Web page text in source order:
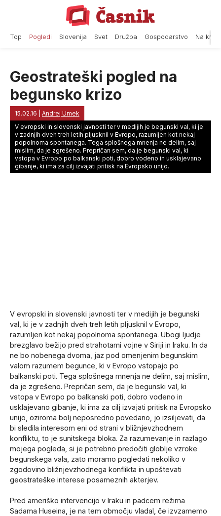
Top Pogledi Slovenija Svet Družba Gospodarstvo Na
Geostrateški pogled na
begunsko krizo
15.02.16
Andrej Umek
V evropski in slovenski javnosti ter v medijih je begunski val, ki je
v zadnjih dveh treh letih pljusknil v Evropo, razumljen kot nekaj
popolnoma spontanega. Tega splošnega mnenja ne delim, saj
mislim, da je zgrešeno. Prepričan sem, da je begunski val, ki
vstopa v Evropo po balkanski poti, dobro vodeno in usklajevano
gibanje, ki ima za cilj izvajati pritisk na Evropsko unijo.
V evropski in slovenski javnosti ter v medijih je begunski
val, ki je v zadnjih dveh treh letih pljusknil v Evropo,
razumljen kot nekaj popolnoma spontanega. Ubogi ljudje
brezglavo bežijo pred strahotami vojne v Siriji in Iraku. In da
ne bo nobenega dvoma, jaz pod omenjenim begunskim
valom razumem begunce, ki v Evropo vstopajo po
balkanski poti. Tega splošnega mnenja ne delim, saj mislim,
da je zgrešeno. Prepričan sem, da je begunski val, ki
vstopa v Evropo po balkanski poti, dobro vodeno in
usklajevano gibanje, ki ima za cilj izvajati pritisk na Evropsko
unijo, oziroma bolj neposredno povedano, jo izsiljevati, da
bi sledila interesom eni od strani v bližnjevzhodnem
konfliktu, to je sunitskega bloka. Za razumevanje in razlago
mojega pogleda, si je potrebno predočiti globlje vzroke
begunskega vala, zato moramo pogledati nekoliko v
zgodovino bližnjevzhodnega konflikta in upoštevati
geostrateške interese posameznih akterjev.
Pred ameriško intervencijo v Iraku in padcem režima
Sadama Huseina, je na tem območju vladal, če izvzamemo